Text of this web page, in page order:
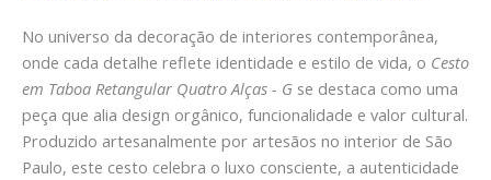
No universo da decoração de interiores contemporânea,
onde cada detalhe reflete identidade e estilo de vida, o Cesto
em Taboa Retangular Quatro Alças - G se destaca como uma
peça que alia design orgânico, funcionalidade e valor cultural.
Produzido artesanalmente por artesãos no interior de São
Paulo, este cesto celebra o luxo consciente, a autenticidade